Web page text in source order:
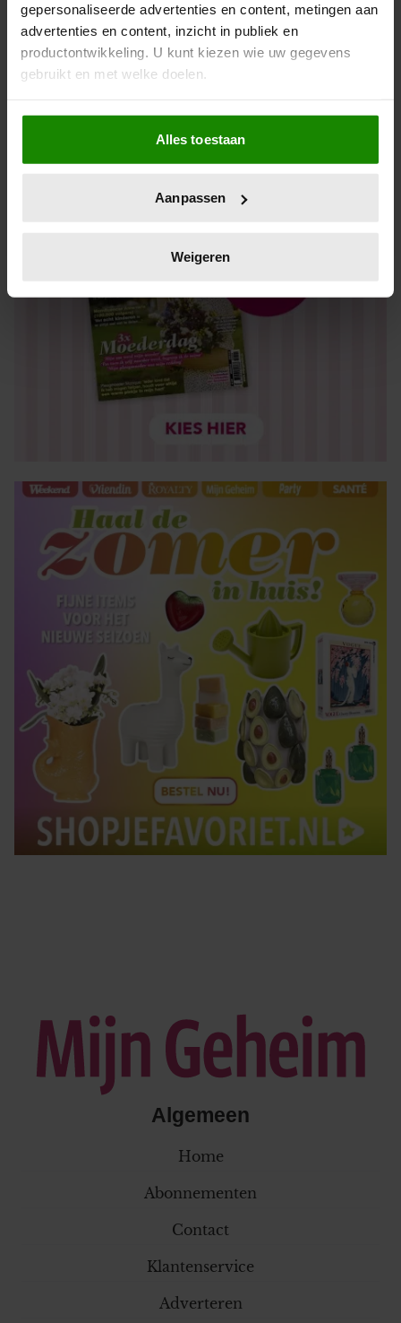
gepersonaliseerde advertenties en content, metingen aan
advertenties en content, inzicht in publiek en
productontwikkeling. U kunt kiezen wie uw gegevens
gebruikt en met welke doelen.
Als u het toestaat, willen we ook graag:
Informatie verzamelen over uw geografische locatie,
die tot een paar meter nauwkeurig kan zijn
op specifieke eigenschappen (fingerprinting)
verwerkt en stel uw voorkeuren in het
intrekken in de Cookieverklaring.
We gebruiken cookies om content en advertenties te
personaliseren, om functies voor social media te bieden
en om ons websiteverkeer te analyseren. Ook delen we
informatie over uw gebruik van onze site met onze
partners voor social media, adverteren en analyse. Deze
verzameld op basis van uw gebruik van hun services. U
gaat akkoord met onze cookies als u onze website blijft
gebruiken.
Alles toestaan
Aanpassen
Weigeren
Digitaal lezen
Los kopen
Algemeen
Home
Abonnementen
Contact
Klantenservice
Adverteren